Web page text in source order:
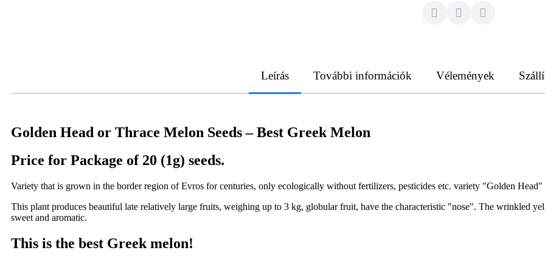
Leírás További információk Vélemények
Golden Head or Thrace Melon Seeds – Best Greek Melon
Price for Package of 20 (1g) seeds.
Variety that is grown in the border region of Evros for centuries, only ecologically without fertilizers, pesticides etc. variety "Golden Head"
This plant produces beautiful late relatively large fruits, weighing up to 3 kg, globular fruit, have the characteristic "nose". The wrinkled
sweet and aromatic.
This is the best Greek melon!